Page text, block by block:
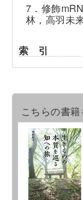
7．修飾
林，高羽未
索 引
こちらの書